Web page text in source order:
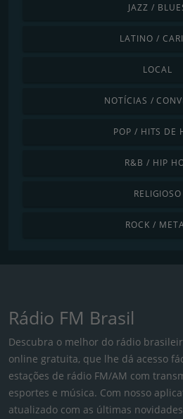
JAZZ /
LATINO /
LOCAL
NOTÍCIAS /
POP / HITS DE
R&B / HIP
RELIGIOSO
ROCK /
Rádio FM Brasil
Descubra o melhor do rádio
online gratuita, que lhe dá acesso
estações de rádio FM/AM com
esportes e música. Com nosso
atualizado com as últimas